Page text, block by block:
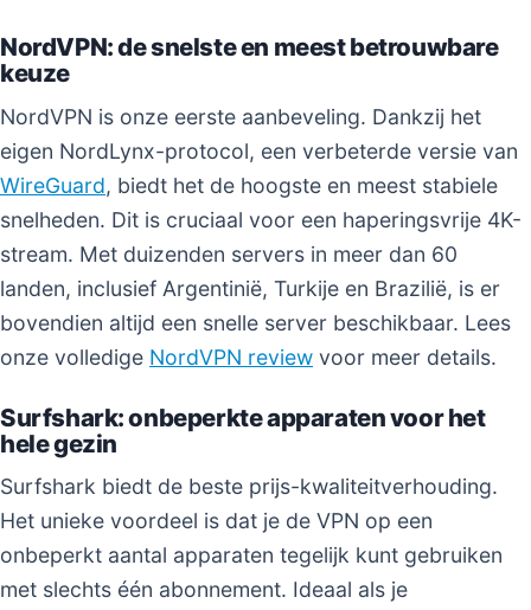
NordVPN: de snelste en meest betrouwbare
keuze
NordVPN is onze eerste aanbeveling. Dankzij het
eigen NordLynx-protocol, een verbeterde versie van
WireGuard, biedt het de hoogste en meest stabiele
snelheden. Dit is cruciaal voor een haperingsvrije 4K-
stream. Met duizenden servers in meer dan 60
landen, inclusief Argentinië, Turkije en Brazilië, is er
bovendien altijd een snelle server beschikbaar. Lees
onze volledige NordVPN review voor meer details.
Surfshark: onbeperkte apparaten voor het
hele gezin
Surfshark biedt de beste prijs-kwaliteitverhouding.
Het unieke voordeel is dat je de VPN op een
onbeperkt aantal apparaten tegelijk kunt gebruiken
met slechts één abonnement. Ideaal als je